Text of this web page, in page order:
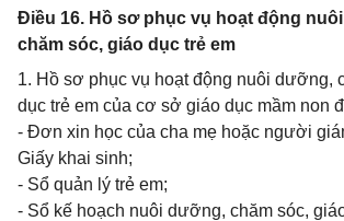
Điều 16. Hồ sơ phục vụ hoạt động
chăm sóc, giáo dục trẻ em
1. Hồ sơ phục vụ hoạt động nuôi dưỡng,
dục trẻ em của cơ sở giáo dục mầm non
- Đơn xin học của cha mẹ hoặc người
Giấy khai sinh;
- Sổ quản lý trẻ em;
- Sổ kế hoạch nuôi dưỡng, chăm sóc,